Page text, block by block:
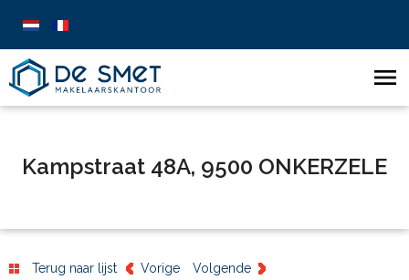
Kampstraat 48A, 9500 ONKERZELE
Terug naar lijst Vorige Volgende